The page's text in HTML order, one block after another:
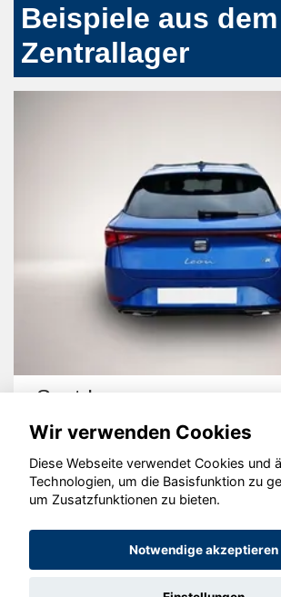
Beispiele aus dem
Zentrallager
Seat Leon
© konjunkturmotor.de GmbH
Wir verwenden Cookies
Diese Webseite verwendet Cookies und
Technologien, um die Basisfunktion zu
um Zusatzfunktionen zu bieten.
Notwendige akzeptieren